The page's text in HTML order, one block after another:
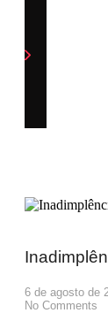
6 de agosto de
No Comments